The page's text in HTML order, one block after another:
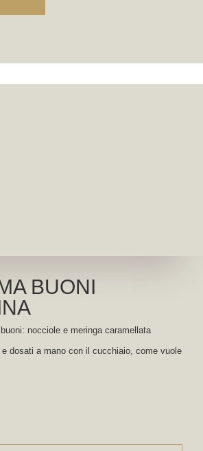
BUONI
nocciole e meringa caramellata
e dosati a mano con il cucchiaio, come vuole